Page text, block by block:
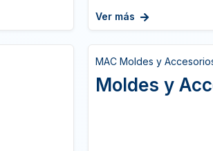
Ver más
MAC Moldes y
Moldes y